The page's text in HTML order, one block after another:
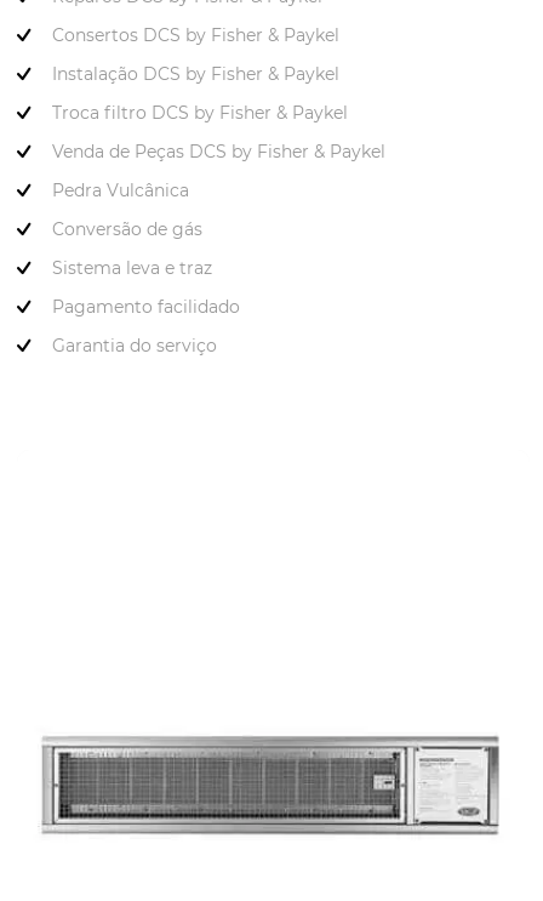
Consertos DCS by Fisher & Paykel
Instalação DCS by Fisher & Paykel
Troca filtro DCS by Fisher & Paykel
Venda de Peças DCS by Fisher & Paykel
Pedra Vulcânica
Conversão de gás
Sistema leva e traz
Pagamento facilidado
Garantia do serviço